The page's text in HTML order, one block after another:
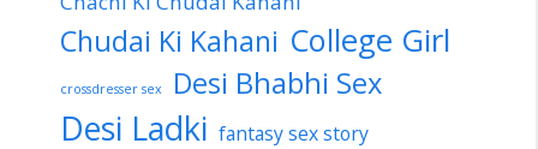
Chudai Ki Kahani College Girl
crossdresser sex Desi Bhabhi Sex
Desi Ladki fantasy sex story